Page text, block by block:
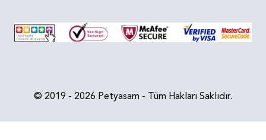
© 2019 - 2026 Petyasam - Tüm Hakları Saklıdır.